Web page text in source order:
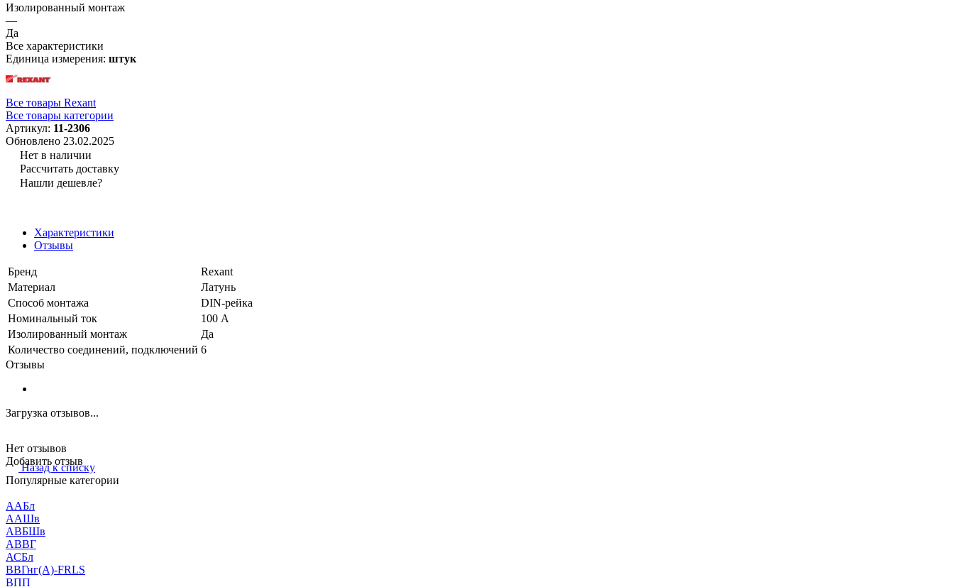
Изолированный монтаж
—
Да
Все характеристики
Единица измерения: штук
Все товары Rexant
Все товары категории
Артикул: 11-2306
Обновлено 23.02.2025
Нет в наличии
Рассчитать доставку
Нашли дешевле?
Характеристики
Отзывы
Бренд
Rexant
Материал
Латунь
Способ монтажа
DIN-рейка
Номинальный ток
100 А
Изолированный монтаж
Да
Количество соединений, подключений 6
Отзывы
Загрузка отзывов...
Нет отзывов
Добавить отзыв
Назад к списку
Популярные категории
ААБл
ААШв
АВБШв
АВВГ
АСБл
ВВГнг(А)-FRLS
ВПП